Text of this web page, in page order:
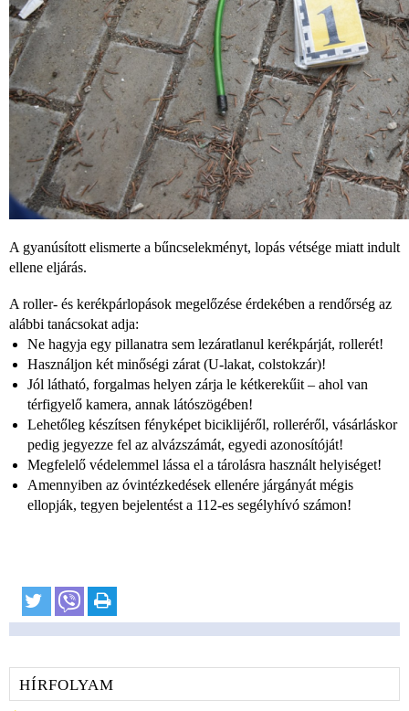
A gyanúsított elismerte a bűncselekményt, lopás vétsége miatt indult
ellene eljárás.
A roller- és kerékpárlopások megelőzése érdekében a rendőrség az
alábbi tanácsokat adja:
Ne hagyja egy pillanatra sem lezáratlanul kerékpárját, rollerét!
Használjon két minőségi zárat (U-lakat, colstokzár)!
Jól látható, forgalmas helyen zárja le kétkerekűit – ahol van
térfigyelő kamera, annak látószögében!
Lehetőleg készítsen fényképet biciklijéről, rolleréről, vásárláskor
pedig jegyezze fel az alvázszámát, egyedi azonosítóját!
Megfelelő védelemmel lássa el a tárolásra használt helyiséget!
Amennyiben az óvintézkedések ellenére járgányát mégis
ellopják, tegyen bejelentést a 112-es segélyhívó számon!
HÍRFOLYAM